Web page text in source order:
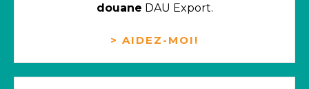
douane DAU Export.
> AIDEZ-MOI!